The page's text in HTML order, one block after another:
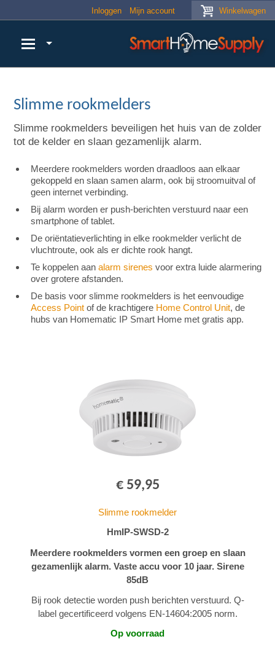
Winkelwagen
Inloggen Mijn account
Slimme rookmelders
Slimme rookmelders beveiligen het huis van de zolder
tot de kelder en slaan gezamenlijk alarm.
Meerdere rookmelders worden draadloos aan elkaar
gekoppeld en slaan samen alarm, ook bij stroomuitval of
geen internet verbinding.
Bij alarm worden er push-berichten verstuurd naar een
smartphone of tablet.
De oriëntatieverlichting in elke rookmelder verlicht de
vluchtroute, ook als er dichte rook hangt.
Te koppelen aan alarm sirenes voor extra luide alarmering
over grotere afstanden.
De basis voor slimme rookmelders is het eenvoudige
Access Point of de krachtigere Home Control Unit, de
hubs van Homematic IP Smart Home met gratis app.
€ 59,95
Slimme rookmelder
HmIP-SWSD-2
Meerdere rookmelders vormen een groep en slaan
gezamenlijk alarm. Vaste accu voor 10 jaar. Sirene
85dB
Bij rook detectie worden push berichten verstuurd. Q-
label gecertificeerd volgens EN-14604:2005 norm.
Op voorraad